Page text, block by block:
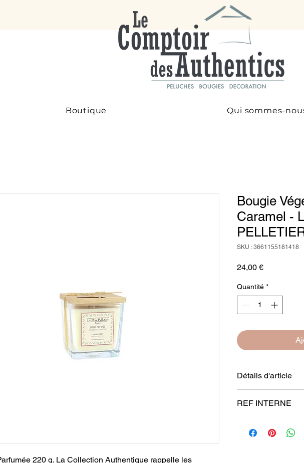
Boutique Qui sommes-
220 g. La Collection Authentique rappelle les
Bougie
Caramel -
SKU : 3661155181418
24,00 €Prix
Quantité *
Détails d'article
Coco | Réglisse |
REF INTERNE